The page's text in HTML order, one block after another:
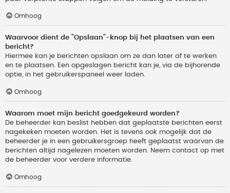
Omhoog
Waarvoor dient de "Opslaan"-knop bij het plaatsen van een
bericht?
Hiermee kan je berichten opslaan om ze dan later af te werken
en te plaatsen. Een opgeslagen bericht kan je, via de bijhorende
optie, in het gebruikerspaneel weer laden.
Omhoog
Waarom moet mijn bericht goedgekeurd worden?
De beheerder kan beslist hebben dat geplaatste berichten eerst
nagekeken moeten worden. Het is tevens ook mogelijk dat de
beheerder je in een gebruikersgroep heeft geplaatst waarvan de
berichten altijd nagelezen moeten worden. Neem contact op met
de beheerder voor verdere informatie.
Omhoog